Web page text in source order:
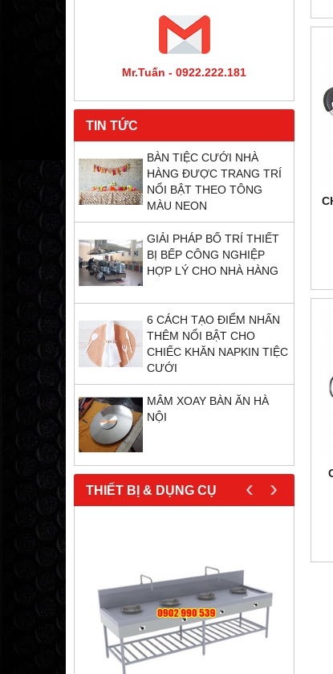
Mr.Tuấn - 0922.222.181
TIN TỨC
BÀN TIỆC CƯỚI NHÀ
HÀNG ĐƯỢC TRANG TRÍ
NỔI BẬT THEO TÔNG
MÀU NEON
GIẢI PHÁP BỐ TRÍ THIẾT
BỊ BẾP CÔNG NGHIỆP
HỢP LÝ CHO NHÀ HÀNG
6 CÁCH TẠO ĐIỂM NHẤN
THÊM NỔI BẬT CHO
CHIẾC KHĂN NAPKIN TIỆC
CƯỚI
MÂM XOAY BÀN ĂN HÀ
NỘI
THIẾT BỊ & DỤNG CỤ ‹ ›